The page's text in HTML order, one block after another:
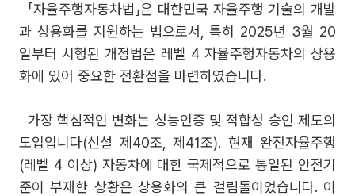
「자율주행자동차법」은 대한민국 자율주행 기술의 개발
과 상용화를 지원하는 법으로서, 특히 2025년 3월 20
일부터 시행된 개정법은 레벨 4 자율주행자동차의 상용
화에 있어 중요한 전환점을 마련하였습니다.
가장 핵심적인 변화는 성능인증 및 적합성 승인 제도의
도입입니다(신설 제40조, 제41조). 현재 완전자율주행
(레벨 4 이상) 자동차에 대한 국제적으로 통일된 안전기
준이 부재한 상황은 상용화의 큰 걸림돌이었습니다. 이